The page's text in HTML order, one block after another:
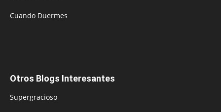
Cuando Duermes
Otros Blogs Interesantes
Supergracioso